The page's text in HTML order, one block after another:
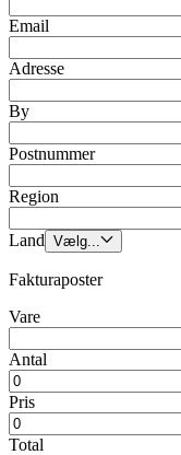
Email
Adresse
By
Postnummer
Region
Land Vælg...
Fakturaposter
Vare
Antal
Pris
Total